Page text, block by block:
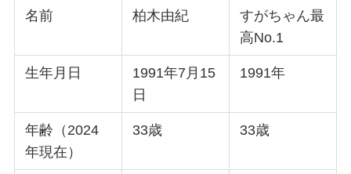
名前 柏木由紀
すがちゃん最
高No.1
生年月日
1991年7月15
日
1991年
年齢（2024
年現在）
33歳 33歳